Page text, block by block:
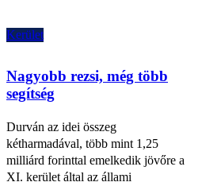
Kerület
Nagyobb rezsi, még több
segítség
Durván az idei összeg
kétharmadával, több mint 1,25
milliárd forinttal emelkedik jövőre a
XI. kerület által az állami